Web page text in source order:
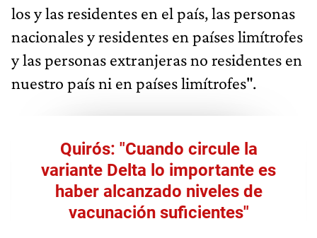
los y las residentes en el país, las personas
nacionales y residentes en países limítrofes
y las personas extranjeras no residentes en
nuestro país ni en países limítrofes".
Quirós: "Cuando circule la
variante Delta lo importante es
haber alcanzado niveles de
vacunación suficientes"